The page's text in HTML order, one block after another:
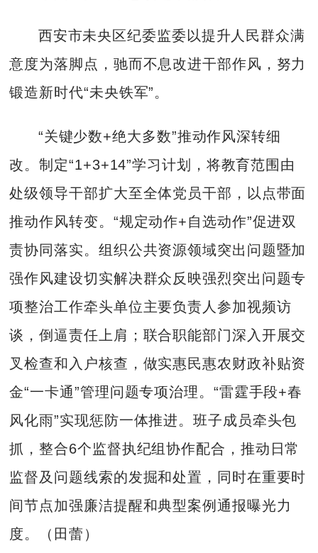
西安市未央区纪委监委以提升人民群众满
意度为落脚点，驰而不息改进干部作风，努力
锻造新时代“未央铁军”。
“关键少数+绝大多数”推动作风深转细
改。制定“1+3+14”学习计划，将教育范围由
处级领导干部扩大至全体党员干部，以点带面
推动作风转变。“规定动作+自选动作”促进双
责协同落实。组织公共资源领域突出问题暨加
强作风建设切实解决群众反映强烈突出问题专
项整治工作牵头单位主要负责人参加视频访
谈，倒逼责任上肩；联合职能部门深入开展交
叉检查和入户核查，做实惠民惠农财政补贴资
金“一卡通”管理问题专项治理。“雷霆手段+春
风化雨”实现惩防一体推进。班子成员牵头包
抓，整合6个监督执纪组协作配合，推动日常
监督及问题线索的发掘和处置，同时在重要时
间节点加强廉洁提醒和典型案例通报曝光力
度。（田蕾）